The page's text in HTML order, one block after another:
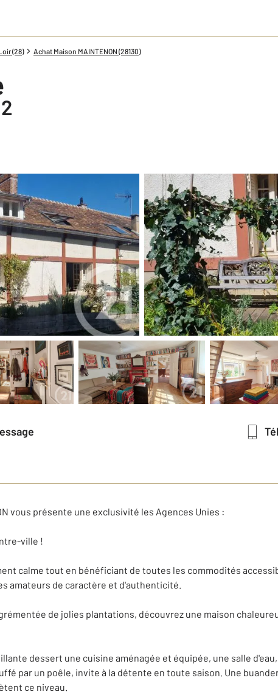
(28) Achat Maison MAINTENON (28130)
2
vous présente une exclusivité les Agences Unies :
ville !
calme tout en bénéficiant de toutes les commodités
amateurs de caractère et d'authenticité.
de jolies plantations, découvrez une maison
dessert une cuisine aménagée et équipée, une salle
par un poêle, invite à la détente en toute saison. Une
ce niveau.